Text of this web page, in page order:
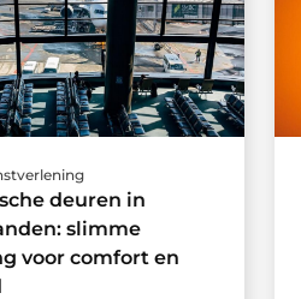
deuren in
slimme
voor comfort en